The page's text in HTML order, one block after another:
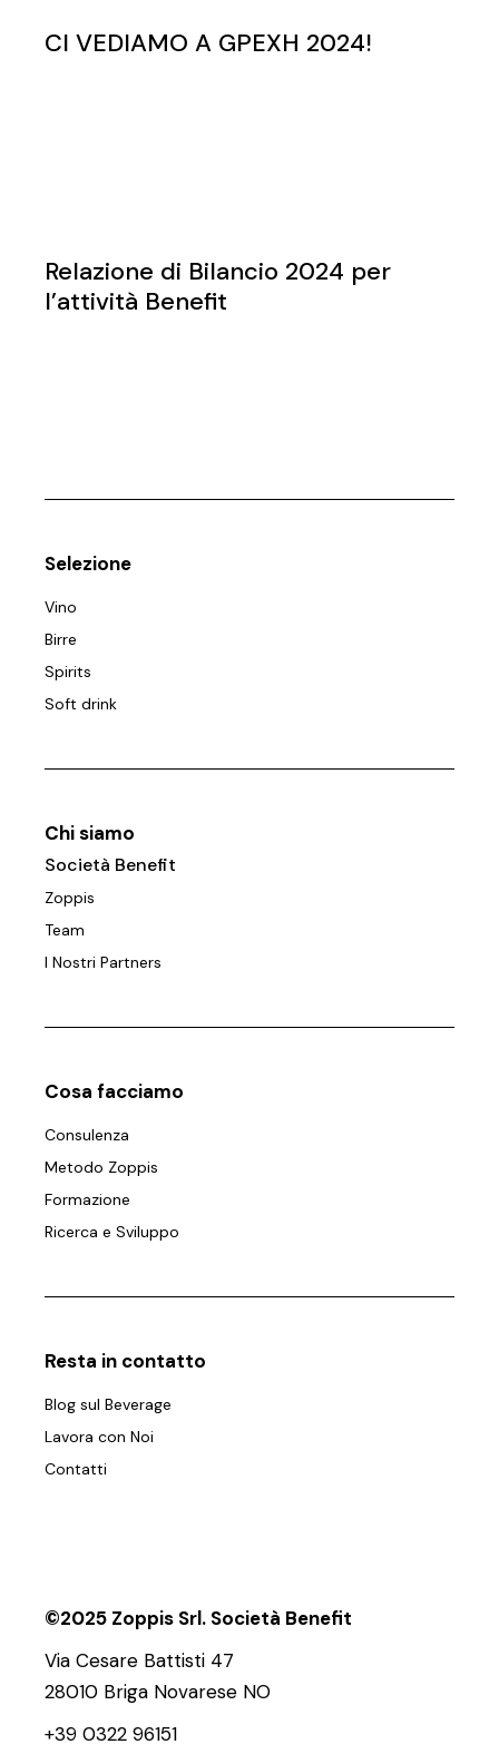
CI VEDIAMO A GPEXH 2024!
Relazione di Bilancio 2024 per
l’attività Benefit
Selezione
Vino
Birre
Spirits
Soft drink
Chi siamo
Società Benefit
Zoppis
Team
I Nostri Partners
Cosa facciamo
Consulenza
Metodo Zoppis
Formazione
Ricerca e Sviluppo
Resta in contatto
Blog sul Beverage
Lavora con Noi
Contatti
©2025 Zoppis Srl. Società Benefit
Via Cesare Battisti 47
28010 Briga Novarese NO
+39 0322 96151